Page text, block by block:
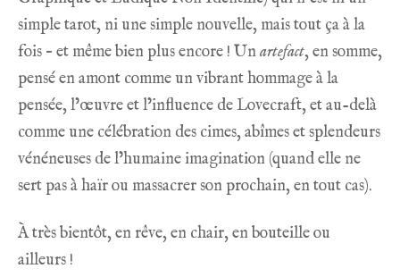
simple tarot, ni une simple nouvelle, mais tout ça à la
fois – et même bien plus encore ! Unartefact, en somme,
pensé en amont comme un vibrant hommage à la
pensée, l’œuvre et l’influence de Lovecraft, et au-delà
comme une célébration des cimes, abîmes et splendeurs
vénéneuses de l’humaine imagination (quand elle ne
sert pas à haïr ou massacrer son prochain, en tout cas).
À très bientôt, en rêve, en chair, en bouteille ou
ailleurs !